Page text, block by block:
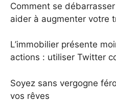
Comment se
aider à augmenter votre
L’immobilier présente
actions : utiliser Twitter
Soyez sans vergogne
vos rêves